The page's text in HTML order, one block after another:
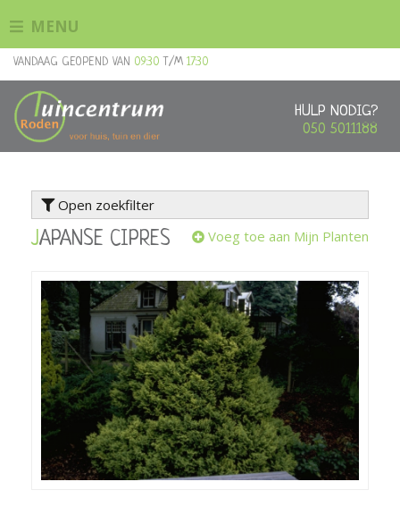
n
HULP NODIG?
050 5011188
VANDAAG GEOPEND VAN 09:30 T/M 17:30
MENU
Open zoekfilter
JAPANSE CIPRES Voeg toe aan Mijn Planten